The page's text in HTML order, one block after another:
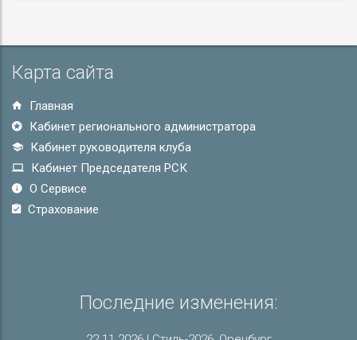
Карта сайта
Главная
Кабинет регионального администратора
Кабинет руководителя клуба
Кабинет Председателя РСК
О Сервисе
Страхование
Последние изменения: